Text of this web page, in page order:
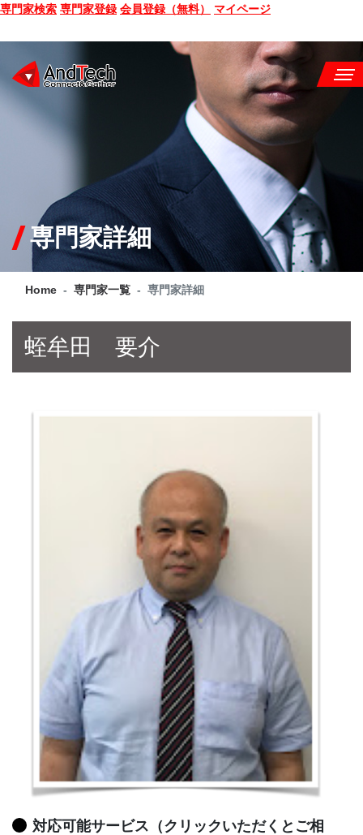
専門家検索 専門家登録 会員登録（無料） マイページ
CONSULTING
SERVICE
COMPANY
Q&A
専門家詳細
Home 専門家一覧 専門家詳細
蛭牟田 要介
対応可能サービス（クリックいただくとご相